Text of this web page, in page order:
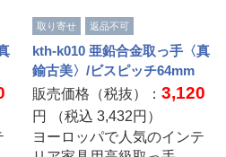
取り寄せ 返品不可
kth-k010 亜鉛合金取っ手〈真
鍮古美〉/ビスピッチ64mm
販売価格（税抜）：3,120
円 （税込3,432円）
ヨーロッパで人気のインテ